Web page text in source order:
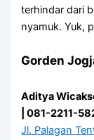
terhindar dari
nyamuk. Yuk,
Gorden
Aditya
| 081-2211-
Jl. Palagan